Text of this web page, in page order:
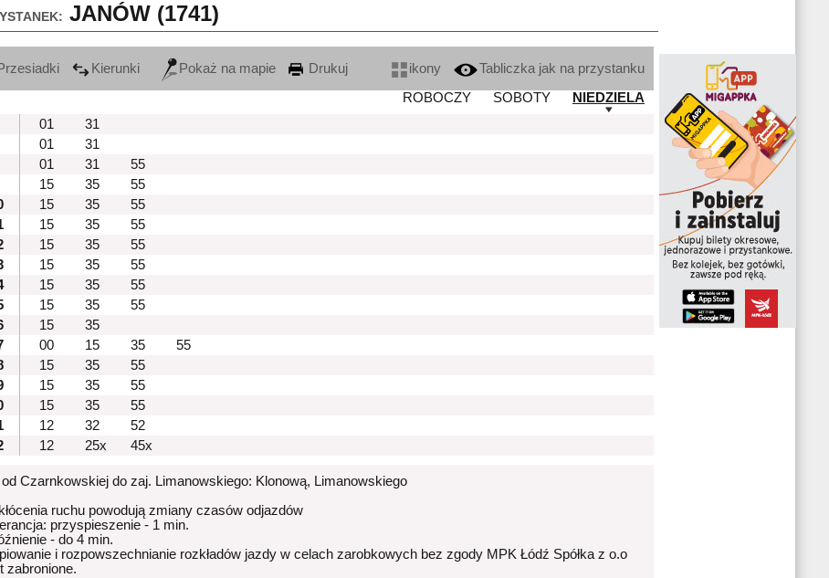
JANÓW (1741)
Kierunki Pokaż na mapie Drukuj ikony
Tabliczka jak na przystanku
ROBOCZY
SOBOTY
NIEDZIELA
01
31
01
31
01 31
55
15 35
55
15 35
55
15 35
55
15 35
55
15 35
55
15 35
55
15 35
55
15
35
00 15 35
55
15 35
55
15 35
55
15 35
55
12 32
52
12 25x 45x
Czarnkowskiej do zaj. Limanowskiego: Klonową, Limanowskiego
ruchu powodują zmiany czasów odjazdów
przyspieszenie - 1 min.
- do 4 min.
i rozpowszechnianie rozkładów jazdy w celach zarobkowych bez zgody MPK Łódź Spółka z o.o
zabronione.